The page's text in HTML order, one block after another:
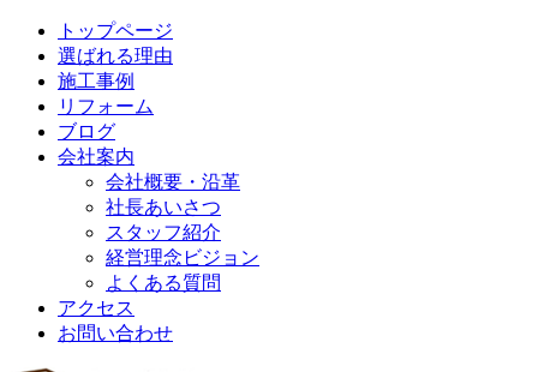
トップページ
選ばれる理由
施工事例
リフォーム
ブログ
会社案内
会社概要・沿革
社長あいさつ
スタッフ紹介
経営理念ビジョン
よくある質問
アクセス
お問い合わせ